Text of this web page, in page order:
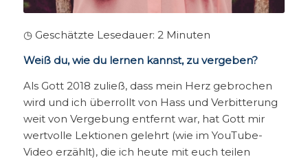
◷ Geschätzte Lesedauer: 2 Minuten
Weiß du, wie du lernen kannst, zu vergeben?
Als Gott 2018 zuließ, dass mein Herz gebrochen
wird und ich überrollt von Hass und Verbitterung
weit von Vergebung entfernt war, hat Gott mir
wertvolle Lektionen gelehrt (wie im YouTube-
Video erzählt), die ich heute mit euch teilen